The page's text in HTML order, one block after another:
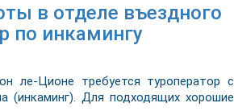
в отделе въездного
по инкамингу
ле-Ционе требуется туроператор с
Для подходящих хорошие